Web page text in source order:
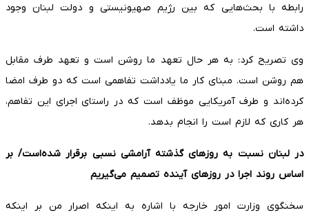
رابطه با بحث‌هایی که بین رژیم صهیونیستی و دولت لبنان وجود
داشته است.
وی تصریح کرد: به هر حال تعهد ما روشن است و تعهد طرف مقابل
هم روشن است. مبنای کار ما یادداشت تفاهمی است که دو طرف امضا
کرده‌اند و طرف آمریکایی موظف است که در راستای اجرای این تفاهم،
هر کاری که لازم است را انجام بدهد.
در لبنان نسبت به روزهای گذشته آرامشی نسبی برقرار شده‌است/ بر
اساس روند اجرا در روزهای آینده تصمیم می‌گیریم
سخنگوی وزارت امور خارجه با اشاره به اینکه اصرار من بر اینکه